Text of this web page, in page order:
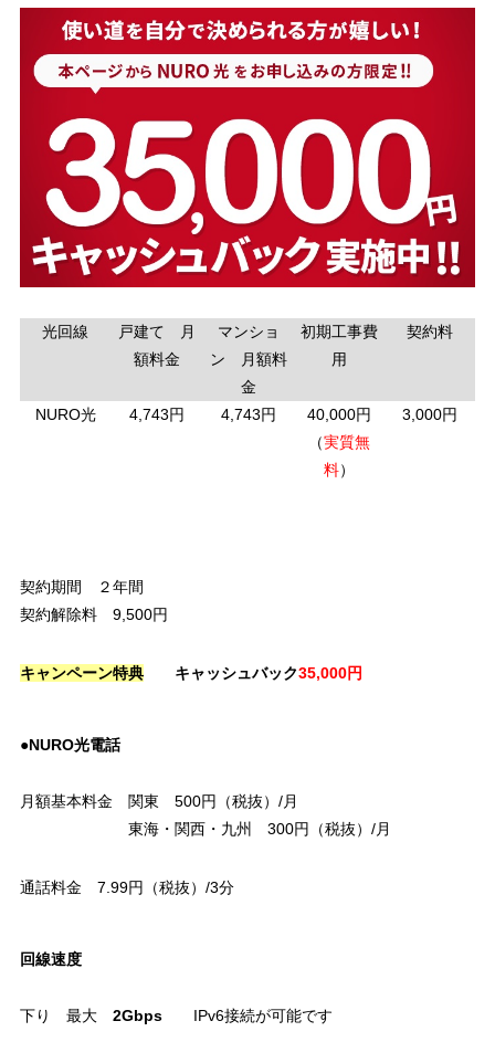
光回線
戸建て 月
額料金
マンショ
ン 月額料
金
初期工事費
用
契約料
NURO光 4,743円 4,743円
40,000円
（実質無
料）
3,000円
契約期間 ２年間
契約解除料 9,500円
キャンペーン特典キャッシュバック35,000円
●NURO光電話
月額基本料金 関東 500円（税抜）/月
東海・関西・九州 300円（税抜）/月
通話料金 7.99円（税抜）/3分
回線速度
下り 最大 2GbpsIPv6接続が可能です